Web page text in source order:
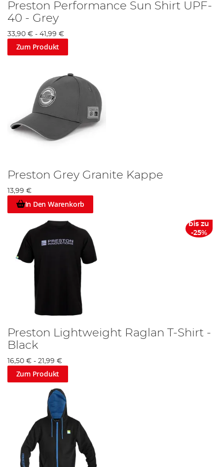
Preston Performance Sun Shirt UPF-
40 - Grey
33,90 € - 41,99 €
Zum Produkt
Preston Grey Granite Kappe
13,99 €
In Den Warenkorb
bis zu
-25%
Preston Lightweight Raglan T-Shirt -
Black
16,50 € - 21,99 €
Zum Produkt